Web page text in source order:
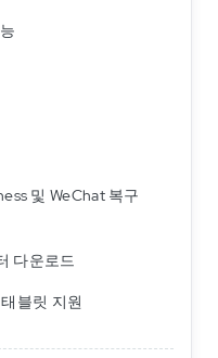
및 WeChat 복구
다운로드
블릿 지원